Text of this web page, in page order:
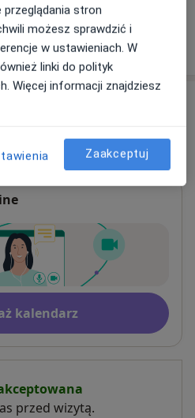
są ceny?
Adres 3
Płatność po konsultacji
kalendarz
przed wizytą.
stron
możesz sprawdzić i
w ustawieniach. W
linki do polityk
Więcej informacji znajdziesz
Zaakceptuj